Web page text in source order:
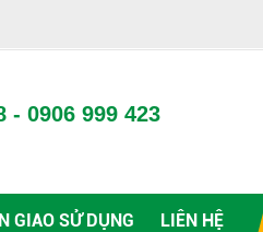
- 0906 999 423
GIAO SỬ DỤNG LIÊN HỆ